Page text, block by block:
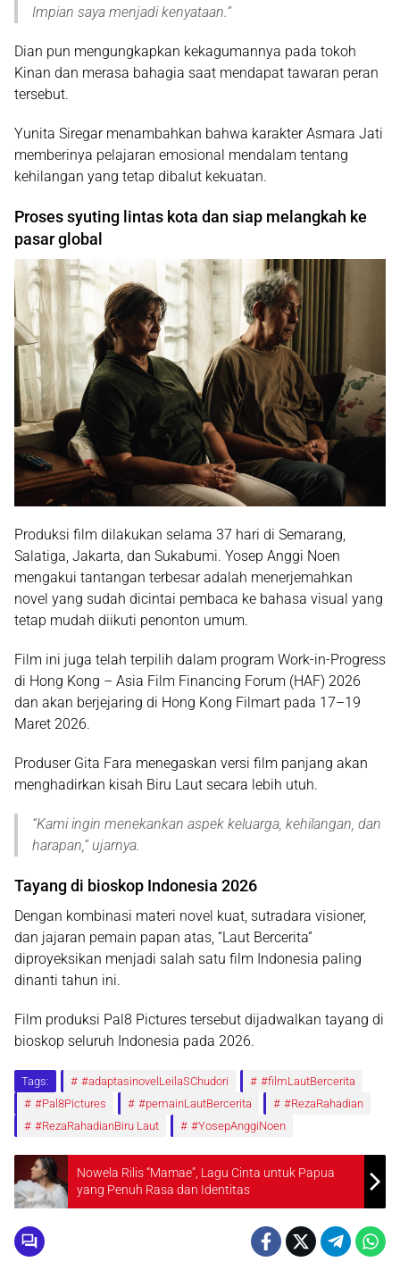
Impian saya menjadi kenyataan .”
Dian pun mengungkapkan kekagumannya pada tokoh
Kinan dan merasa bahagia saat mendapat tawaran peran
tersebut.
Yunita Siregar menambahkan bahwa karakter Asmara Jati
memberinya pelajaran emosional mendalam tentang
kehilangan yang tetap dibalut kekuatan.
Proses syuting lintas kota dan siap melangkah ke
pasar global
Produksi film dilakukan selama 37 hari di Semarang,
Salatiga, Jakarta, dan Sukabumi. Yosep Anggi Noen
mengakui tantangan terbesar adalah menerjemahkan
novel yang sudah dicintai pembaca ke bahasa visual yang
tetap mudah diikuti penonton umum.
Film ini juga telah terpilih dalam program Work-in-Progress
di Hong Kong – Asia Film Financing Forum (HAF) 2026
dan akan berjejaring di Hong Kong Filmart pada 17–19
Maret 2026.
Produser Gita Fara menegaskan versi film panjang akan
menghadirkan kisah Biru Laut secara lebih utuh.
“Kami ingin menekankan aspek keluarga, kehilangan, dan
harapan,” ujarnya.
Tayang di bioskop Indonesia 2026
Dengan kombinasi materi novel kuat, sutradara visioner,
dan jajaran pemain papan atas, “Laut Bercerita”
diproyeksikan menjadi salah satu film Indonesia paling
dinanti tahun ini.
Film produksi Pal8 Pictures tersebut dijadwalkan tayang di
bioskop seluruh Indonesia pada 2026.
Tags: #adaptasinovelLeilaSChudori
#filmLautBercerita
#Pal8Pictures
#pemainLautBercerita
#RezaRahadian
#RezaRahadianBiru Laut
#YosepAnggiNoen
Nowela Rilis “Mamae”, Lagu Cinta untuk Papua
yang Penuh Rasa dan Identitas